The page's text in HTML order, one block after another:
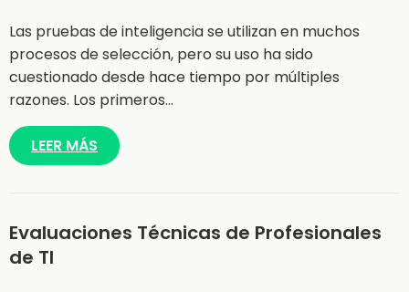
Las pruebas de inteligencia se utilizan en muchos
procesos de selección, pero su uso ha sido
cuestionado desde hace tiempo por múltiples
razones. Los primeros…
LEER MÁS
Evaluaciones Técnicas de Profesionales
de TI